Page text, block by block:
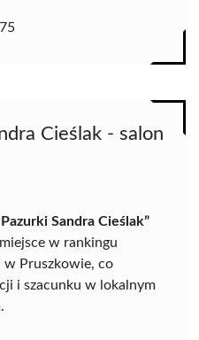
Cieślak - salon
Sandra Cieślak”
w rankingu
w Pruszkowie, co
i szacunku w lokalnym